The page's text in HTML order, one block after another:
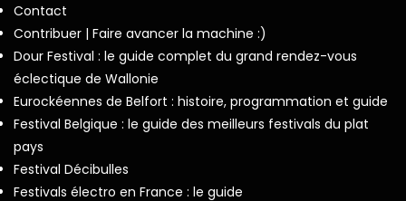
Contact
Contribuer | Faire avancer la machine :)
Dour Festival : le guide complet du grand rendez-vous
éclectique de Wallonie
Eurockéennes de Belfort : histoire, programmation et guide
Festival Belgique : le guide des meilleurs festivals du plat
pays
Festival Décibulles
Festivals électro en France : le guide